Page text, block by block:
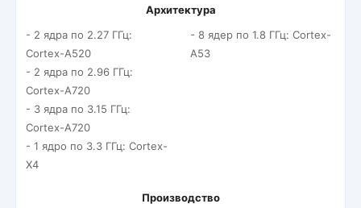
Архитектура
- 2 ядра по 2.27 ГГц:
Cortex-A520
- 2 ядра по 2.96 ГГц:
Cortex-A720
- 3 ядра по 3.15 ГГц:
Cortex-A720
- 1 ядро по 3.3 ГГц: Cortex-
X4
- 8 ядер по 1.8 ГГц: Cortex-
A53
Производство